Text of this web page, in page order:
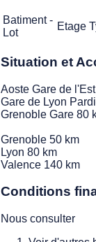
Batiment -
Lot
Etage
Situation et
Aoste Gare de
Gare de Lyon
Grenoble Gare 80
Grenoble 50 km
Lyon 80 km
Valence 140 km
Conditions
Nous consulter